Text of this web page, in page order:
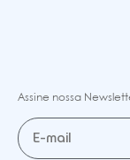
Assine nossa